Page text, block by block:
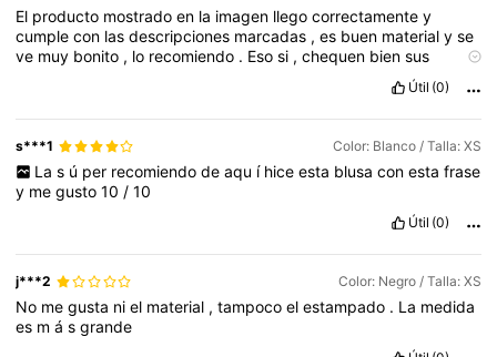
El producto mostradoen la imagen llegocorrectamentey
cumplecon lasdescripciones marcadas ,es buen materialyse
ve muy bonito , lo recomiendo . Esosi ,chequen biensus
comentarios
certera Útil (0)
s***1 Color: Blanco / Talla: XS
La s ú per recomiendo de aqu í hice esta blusa con esta frase
y megusto10 /10
Útil (0)
j***2 Color: Negro / Talla: XS
No megusta niel material ,tampocoelestampado . La medida
es másgrande